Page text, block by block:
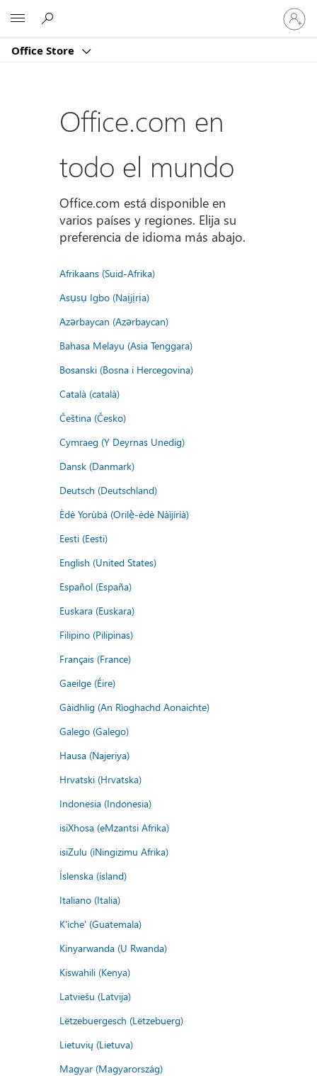
Office Store
Iniciar
sesión
en
cuenta
Office.com en
todo el mundo
Office.com está disponible en
varios países y regiones. Elija su
preferencia de idioma más abajo.
Afrikaans (Suid-Afrika)
Asụsụ Igbo (Naịjịrịa)
Azərbaycan (Azərbaycan)
Bahasa Melayu (Asia Tenggara)
Bosanski (Bosna i Hercegovina)
Català (català)
Čeština (Česko)
Cymraeg (Y Deyrnas Unedig)
Dansk (Danmark)
Deutsch (Deutschland)
Èdè Yorùbá (Orilẹ̀-èdè Nàìjíríà)
Eesti (Eesti)
English (United States)
Español (España)
Euskara (Euskara)
Filipino (Pilipinas)
Français (France)
Gaeilge (Éire)
Gàidhlig (An Rìoghachd Aonaichte)
Galego (Galego)
Hausa (Najeriya)
Hrvatski (Hrvatska)
Indonesia (Indonesia)
isiXhosa (eMzantsi Afrika)
isiZulu (iNingizimu Afrika)
Íslenska (ísland)
Italiano (Italia)
K'iche' (Guatemala)
Kinyarwanda (U Rwanda)
Kiswahili (Kenya)
Latviešu (Latvija)
Lëtzebuergesch (Lëtzebuerg)
Lietuvių (Lietuva)
Magyar (Magyarország)